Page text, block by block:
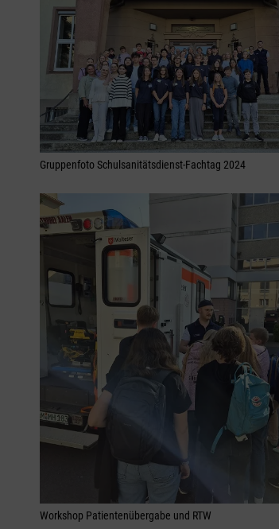
Gruppenfoto Schulsanitätsdienst-Fachtag 2024
Workshop Patientenübergabe und RTW